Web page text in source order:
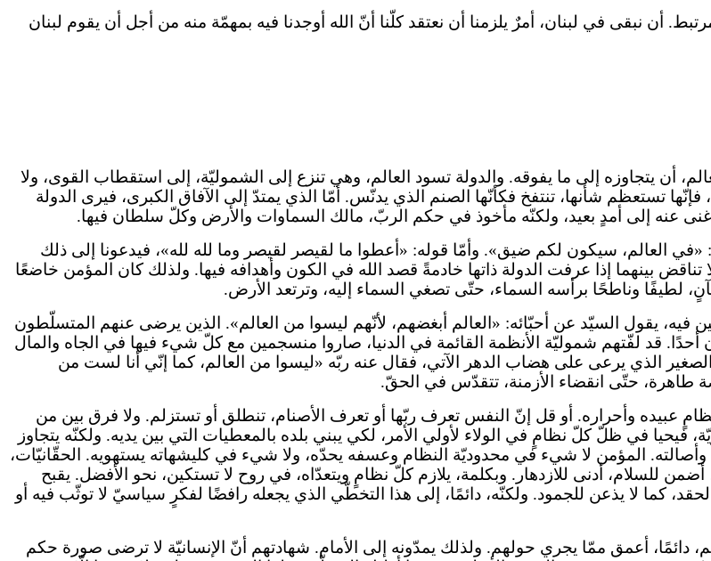
أن نبقى في لبنان، أمرٌ يلزمنا أن نعتقد كلّنا أنّ الله أوجدنا فيه بمهمّة منه من أجل أن يقوم لبنان
أن يتجاوزه إلى ما يفوقه. والدولة تسود العالم، وهي تنزع إلى الشموليّة، إلى استقطاب القوى، ولا
تستعظم شأنها، تنتفخ فكأنّها الصنم الذي يدنّس. أمّا الذي يمتدّ إلى الآفاق الكبرى، فيرى الدولة
غنى عنه إلى أمدٍ بعيد، ولكنّه مأخوذ في حكم الربّ، مالك السماوات والأرض وكلّ سلطان فيها.
«في العالم، سيكون لكم ضيق». وأمّا قوله: «أعطوا ما لقيصر لقيصر وما لله لله»، فيدعونا إلى ذلك
بينهما إذا عرفت الدولة ذاتها خادمةً قصد الله في الكون وأهدافه فيها. ولذلك كان المؤمن خاضعًا
لطيفًا وناطحًا برأسه السماء، حتّى تصغي السماء إليه، وترتعد الأرض.
فيه، يقول السيّد عن أحبّائه: «العالم أبغضهم، لأنّهم ليسوا من العالم». الذين يرضى عنهم المتسلّطون
قد لفّتهم شموليّة الأنظمة القائمة في الدنيا، صاروا منسجمين مع كلّ شيء فيها في الجاه والمال
الذي يرعى على هضاب الدهر الآتي، فقال عنه ربّه «ليسوا من العالم، كما إنّي أنا لست من
طاهرة، حتّى انقضاء الأزمنة، تتقدّس في الحقّ.
عبيده وأحراره. أو قل إنّ النفس تعرف ربّها أو تعرف الأصنام، تنطلق أو تستزلم. ولا فرق بين من
في ظلّ كلّ نظامٍ في الولاء لأولي الأمر، لكي يبني بلده بالمعطيات التي بين يديه. ولكنّه يتجاوز
وأصالته. المؤمن لا شيء في محدوديّة النظام وعسفه يحدّه، ولا شيء في كليشهاته يستهويه. الحقّانيّات،
للسلام، أدنى للازدهار. وبكلمة، يلازم كلّ نظامٍ ويتعدّاه، في روح لا تستكين، نحو الأفضل. يقبح
كما لا يذعن للجمود. ولكنّه، دائمًا، إلى هذا التخطّي الذي يجعله رافضًا لفكرٍ سياسيّ لا توثّب فيه أو
دائمًا، أعمق ممّا يجري حولهم. ولذلك يمدّونه إلى الأمام. شهادتهم أنّ الإنسانيّة لا ترضى صورة حكم